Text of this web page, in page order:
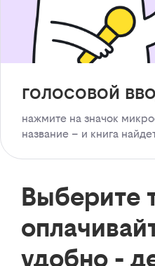
голосовой
нажмите на значок
название – и книга
Выберите
удобно -